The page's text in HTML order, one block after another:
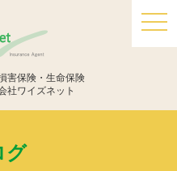
害保険・生命保険
社ワイズネット
グ